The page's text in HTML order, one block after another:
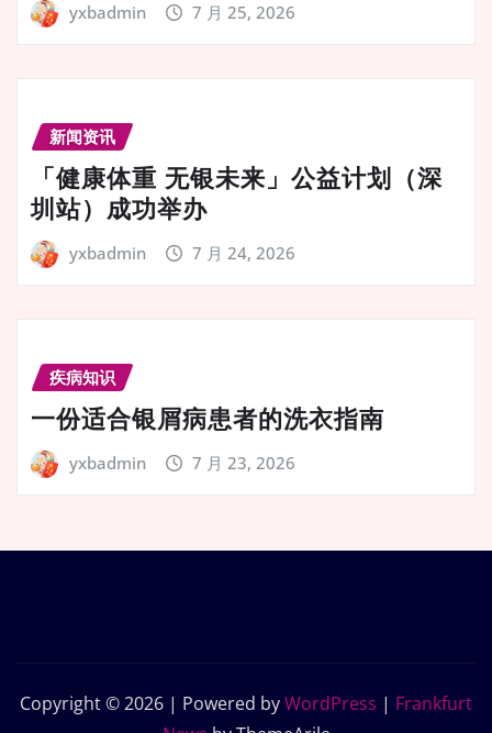
yxbadmin 7 月 25, 2026
新闻资讯
「健康体重 无银未来」公益计划（深
圳站）成功举办
yxbadmin 7 月 24, 2026
疾病知识
一份适合银屑病患者的洗衣指南
yxbadmin 7 月 23, 2026
Copyright © 2026 | Powered byWordPress | Frankfurt